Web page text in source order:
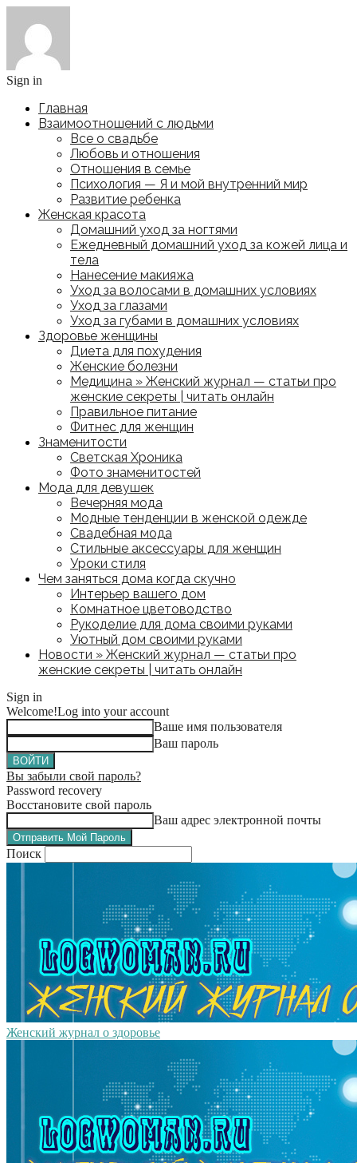
Sign in
Главная
Взаимоотношений с людьми
Все о свадьбе
Любовь и отношения
Отношения в семье
Психология — Я и мой внутренний мир
Развитие ребенка
Женская красота
Домашний уход за ногтями
Ежедневный домашний уход за кожей лица и
тела
Нанесение макияжа
Уход за волосами в домашних условиях
Уход за глазами
Уход за губами в домашних условиях
Здоровье женщины
Диета для похудения
Женские болезни
Медицина » Женский журнал — статьи про
женские секреты | читать онлайн
Правильное питание
Фитнес для женщин
Знаменитости
Светская Хроника
Фото знаменитостей
Мода для девушек
Вечерняя мода
Модные тенденции в женской одежде
Свадебная мода
Стильные аксессуары для женщин
Уроки стиля
Чем заняться дома когда скучно
Интерьер вашего дом
Комнатное цветоводство
Рукоделие для дома своими руками
Уютный дом своими руками
Новости » Женский журнал — статьи про
женские секреты | читать онлайн
Sign in
Welcome!Log into your account
Ваше имя пользователя
Ваш пароль
Вы забыли свой пароль?
Password recovery
Восстановите свой пароль
Ваш адрес электронной почты
Поиск
Женский журнал о здоровье